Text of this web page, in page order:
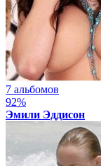
7 альбомов
92%
Эмили Эддисон